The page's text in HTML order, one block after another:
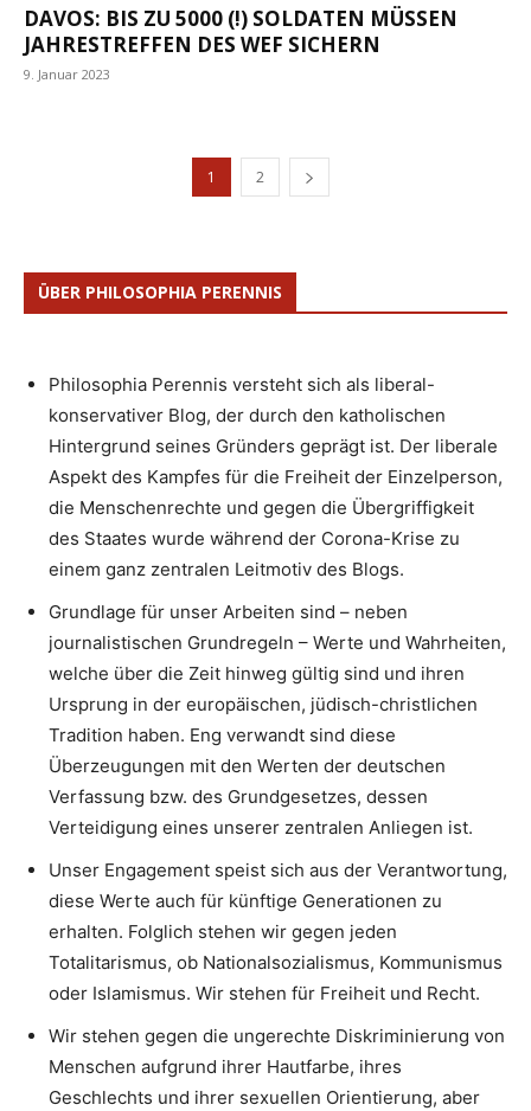
DAVOS: BIS ZU 5000 (!) SOLDATEN MÜSSEN
JAHRESTREFFEN DES WEF SICHERN
9. Januar 2023
1 2
ÜBER PHILOSOPHIA PERENNIS
Philosophia Perennis versteht sich als liberal-
konservativer Blog, der durch den katholischen
Hintergrund seines Gründers geprägt ist. Der liberale
Aspekt des Kampfes für die Freiheit der Einzelperson,
die Menschenrechte und gegen die Übergriffigkeit
des Staates wurde während der Corona-Krise zu
einem ganz zentralen Leitmotiv des Blogs.
Grundlage für unser Arbeiten sind – neben
journalistischen Grundregeln – Werte und Wahrheiten,
welche über die Zeit hinweg gültig sind und ihren
Ursprung in der europäischen, jüdisch-christlichen
Tradition haben. Eng verwandt sind diese
Überzeugungen mit den Werten der deutschen
Verfassung bzw. des Grundgesetzes, dessen
Verteidigung eines unserer zentralen Anliegen ist.
Unser Engagement speist sich aus der Verantwortung,
diese Werte auch für künftige Generationen zu
erhalten. Folglich stehen wir gegen jeden
Totalitarismus, ob Nationalsozialismus, Kommunismus
oder Islamismus. Wir stehen für Freiheit und Recht.
Wir stehen gegen die ungerechte Diskriminierung von
Menschen aufgrund ihrer Hautfarbe, ihres
Geschlechts und ihrer sexuellen Orientierung, aber